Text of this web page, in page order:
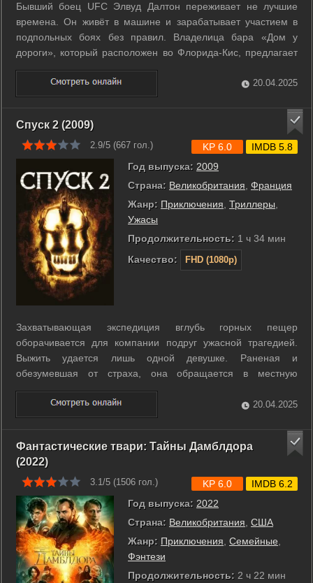
Бывший боец UFC Элвуд Далтон переживает не лучшие
времена. Он живёт в машине и зарабатывает участием в
подпольных боях без правил. Владелица бара «Дом у
дороги», который расположен во Флорида-Кис, предлагает
Далтону работу вышибалы, поскольку в заведении
стабильно устраивают погромы члены местной банды. ...
20.04.2025
Спуск 2 (2009)
2.9/5 (667 гол.)
Год выпуска: 2009
Страна: Великобритания, Франция
Жанр: Приключения, Триллеры,
Ужасы
Продолжительность: 1 ч 34 мин
Качество:
FHD (1080p)
KP 6.0 IMDB 5.8
Захватывающая экспедиция вглубь горных пещер
оборачивается для компании подруг ужасной трагедией.
Выжить удается лишь одной девушке. Раненая и
обезумевшая от страха, она обращается в местную
полицию. ...
20.04.2025
Фантастические твари: Тайны Дамблдора
(2022)
3.1/5 (1506 гол.)
Год выпуска: 2022
Страна: Великобритания США
Жанр: Приключения Семейные
Фэнтези
Продолжительность: 2 ч 22 мин
KP 6.0 IMDB 6.2